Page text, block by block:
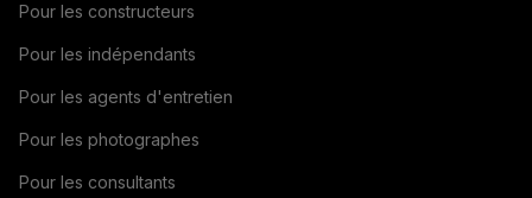
Pour les constructeurs
Pour les indépendants
Pour les agents d'entretien
Pour les photographes
Pour les consultants